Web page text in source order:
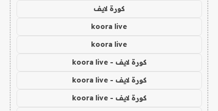
كورة لايف
koora live
koora live
كورة لايف - koora live
كورة لايف - koora live
كورة لايف - koora live